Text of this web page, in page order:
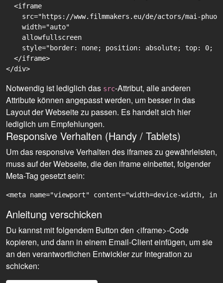
  <iframe
src="https://www.filmmakers.eu/de/actors/mai-
    width="auto"
    allowfullscreen
style="border: none; position: absolute; top: 0;
  </iframe>
Notwendig ist lediglich das src-Attribut, alle anderen
Attribute können angepasst werden, um besser in das
Layout der Webseite zu passen. Es handelt sich hier
lediglich um Empfehlungen.
Responsive Verhalten (Handy / Tablets)
Um das responsive Verhalten des iframes zu gewährleisten,
muss auf der Webseite, die den iframe einbettet, folgender
Meta-Tag gesetzt sein:
<meta name="viewport" content="width=device-width,
Anleitung verschicken
Du kannst mit folgendem Button den <iframe>-Code
kopieren, und dann in einem Email-Client einfügen, um sie
an den verantwortlichen Entwickler zur Integration zu
schicken: